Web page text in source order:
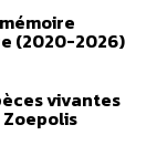
(2020-2026)
vivantes
Zoepolis